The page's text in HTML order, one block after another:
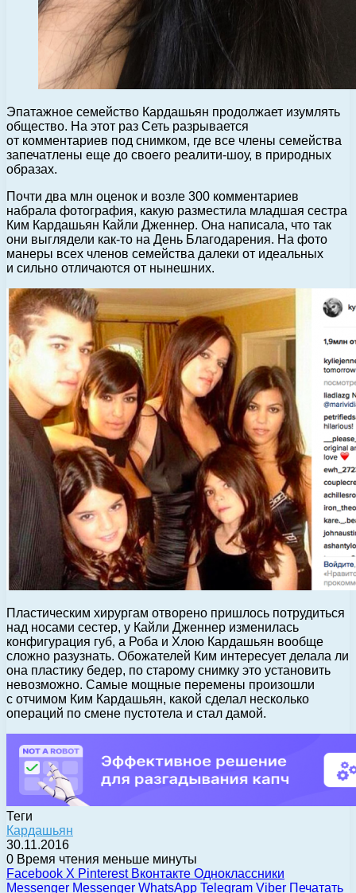
Эпатажное семейство Кардашьян продолжает изумлять
общество. На этот раз Сеть разрывается
от комментариев под снимком, где все члены семейства
запечатлены еще до своего реалити-шоу, в природных
образах.
Почти два млн оценок и возле 300 комментариев
набрала фотография, какую разместила младшая сестра
Ким Кардашьян Кайли Дженнер. Она написала, что так
они выглядели как-то на День Благодарения. На фото
манеры всех членов семейства далеки от идеальных
и сильно отличаются от нынешних.
Пластическим хирургам отворено пришлось потрудиться
над носами сестер, у Кайли Дженнер изменилась
конфигурация губ, а Роба и Хлою Кардашьян вообще
сложно разузнать. Обожателей Ким интересует делала ли
она пластику бедер, по старому снимку это установить
невозможно. Самые мощные перемены произошли
с отчимом Ким Кардашьян, какой сделал несколько
операций по смене пустотела и стал дамой.
Теги
Кардашьян
30.11.2016
0 Время чтения меньше минуты
Facebook X Pinterest Вконтакте Одноклассники
Messenger Messenger WhatsApp Telegram Viber Печатать